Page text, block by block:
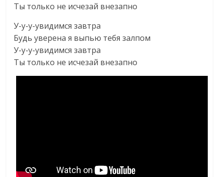
Ты только не исчезай внезапно
У-у-у-увидимся завтра
Будь уверена я выпью тебя залпом
У-у-у-увидимся завтра
Ты только не исчезай внезапно